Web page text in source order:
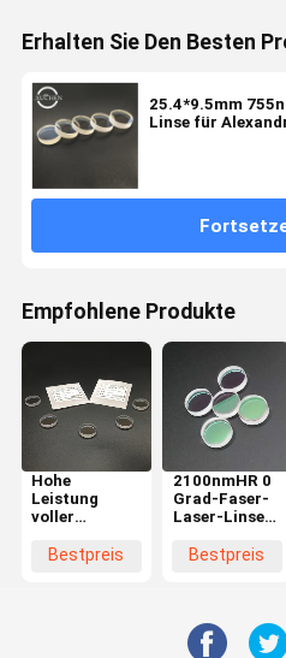
Erhalten Sie Den Besten
25.4*9.5mm
Linse für
Empfohlene Produkte
Hohe
Leistung
voller
Spiegel der 0
Bestpreis
2100nmHR 0
Grad-Faser-
Laser-Linse
Laser-
Bestpreis